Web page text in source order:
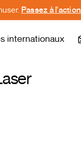
Passez à l'action
internationaux